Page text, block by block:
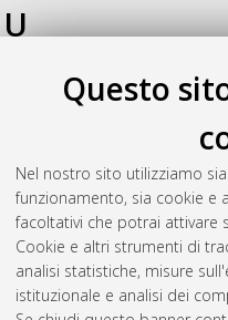
Questo
Nel nostro sito utilizziamo
funzionamento, sia cookie e
facoltativi che potrai attivare
Cookie e altri strumenti di
analisi statistiche, misure
istituzionale e analisi dei
U
Ugenti, Maria Paola
Calcium Channel Binding-
modulators by a
thesis], Alma Mater
Dottorato di ricerca in
10.6092/unibo/
Questa lista e' stata